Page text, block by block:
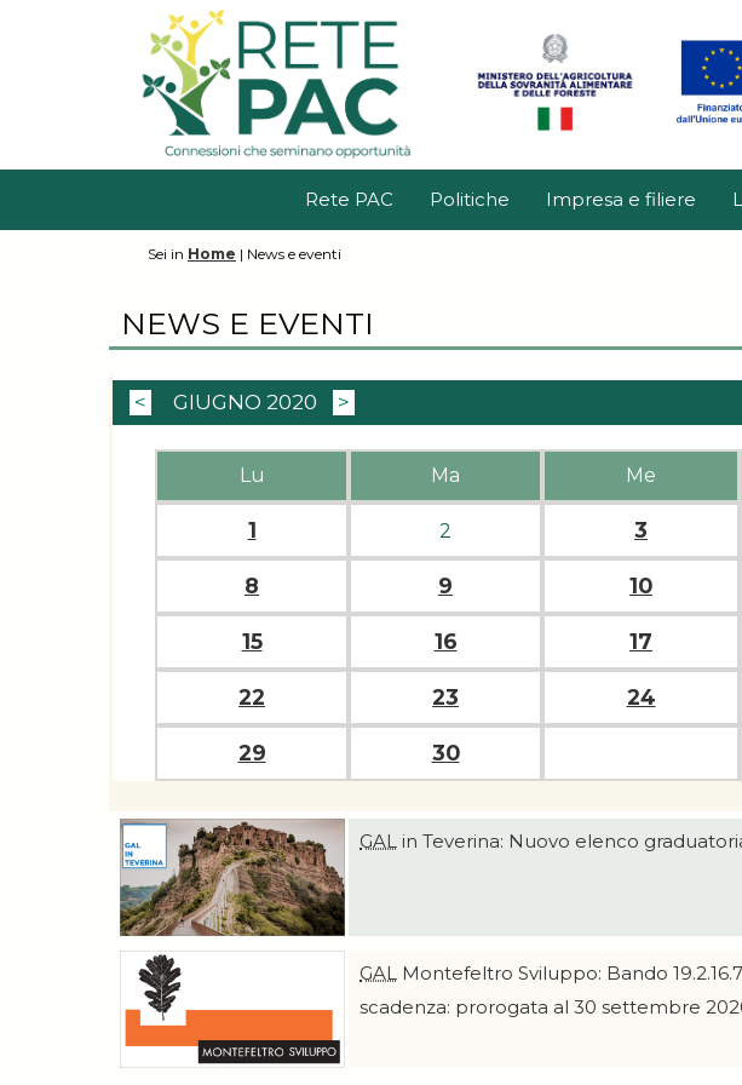
Rete PAC Politiche Impresa e filiere
Sei in Home | News e eventi
NEWS E EVENTI
< GIUGNO 2020 >
Lu Ma Me
1 2 3
8 9 10
15 16 17
22 23 24
29 30
GAL in Teverina: Nuovo elenco
GAL Montefeltro Sviluppo: Bando
scadenza: prorogata al 30 settembre